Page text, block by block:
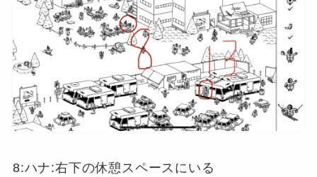
8:ハナ:右下の休憩スペースにいる